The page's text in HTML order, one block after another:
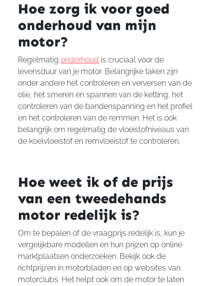
Hoe zorg ik voor goed
onderhoud van mijn
motor?
Regelmatigonderhoud is cruciaal voor de
levensduur van je motor. Belangrijke taken zijn
onder andere het controleren en verversen van de
olie, het smeren en spannen van de ketting, het
controleren van de bandenspanning en het profiel
en het controleren van de remmen. Het is ook
belangrijk om regelmatig de vloeistofniveaus van
de koelvloeistof en remvloeistof te controleren.
Hoe weet ik of de prijs
van een tweedehands
motor redelijk is?
Om te bepalen of de vraagprijs redelijk is, kun je
vergelijkbare modellen en hun prijzen op online
marktplaatsen onderzoeken. Bekijk ook de
richtprijzen in motorbladen en op websites van
motorclubs. Het helpt ook om de motor te laten